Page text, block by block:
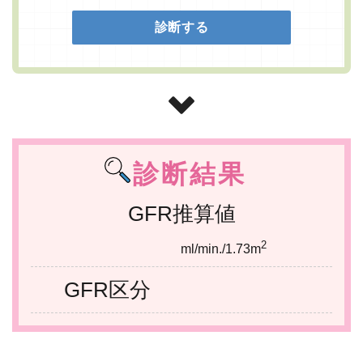
診断結果
GFR推算値
ml/min./1.73m2
GFR区分